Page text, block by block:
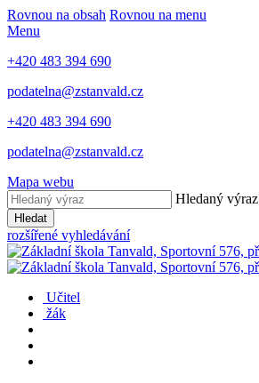
Rovnou na obsah Rovnou na menu
Menu
+420 483 394 690
podatelna@zstanvald.cz
+420 483 394 690
podatelna@zstanvald.cz
Mapa webu
Hledaný výraz
Hledat
rozšířené vyhledávání
Učitel
žák